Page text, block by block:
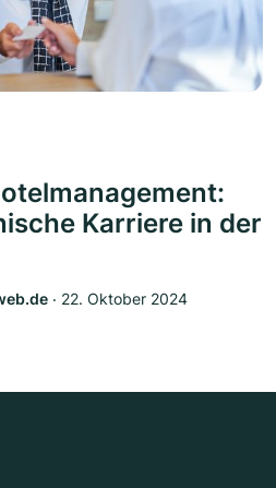
Karriere in der
‧ 22. Oktober 2024